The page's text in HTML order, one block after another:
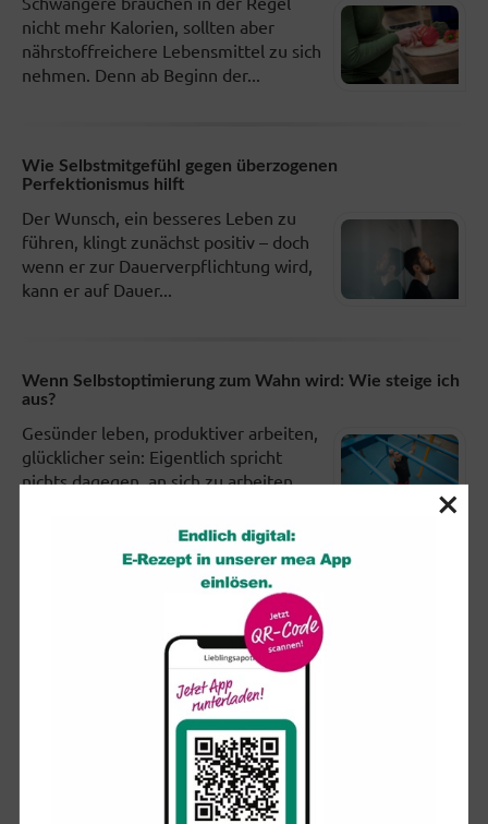
nicht mehr Kalorien, sollten aber
nährstoffreichere Lebensmittel zu sich
nehmen. Denn ab Beginn der...
Wie Selbstmitgefühl gegen überzogenen
Perfektionismus hilft
Der Wunsch, ein besseres Leben zu
führen, klingt zunächst positiv – doch
wenn er zur Dauerverpflichtung wird,
kann er auf Dauer...
Wenn Selbstoptimierung zum Wahn wird: Wie steige ich
aus?
Gesünder leben, produktiver arbeiten,
glücklicher sein: Eigentlich spricht
nichts dagegen, an sich zu arbeiten.
Partielle Sonnenfinsternis: So schützen Sie Ihre Augen
Am kommenden Mittwoch (12.
August) dürften sich ab etwa 19 Uhr
viele Blicke erwartungsvoll in den
Himmel richten. Ist der wolkenfrei,...
Brauchen ältere Menschen wirklich
Nahrungsergänzungsmittel?
×